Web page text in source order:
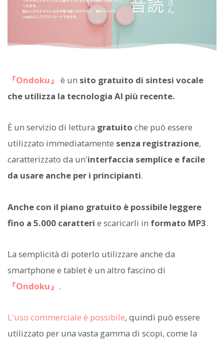
『Ondoku』 è un sito gratuito di sintesi vocale
che utilizza la tecnologia AI più recente.
È un servizio di lettura gratuito che può essere
utilizzato immediatamente senza registrazione,
caratterizzato da un'interfaccia semplice e facile
da usare anche per i principianti.
Anche con il piano gratuito è possibile leggere
fino a 5.000 caratteri e scaricarli in formato MP3.
La semplicità di poterlo utilizzare anche da
smartphone e tablet è un altro fascino di
『Ondoku』 .
L'uso commerciale è possibile, quindi può essere
utilizzato per una vasta gamma di scopi, come la